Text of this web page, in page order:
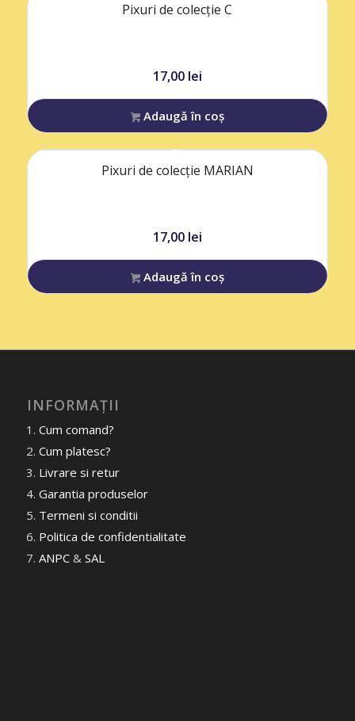
Pixuri de colecție C
17,00 lei
Adaugă în coș
Pixuri de colecție MARIAN
17,00 lei
Adaugă în coș
INFORMAȚII
Cum comand?
Cum platesc?
Livrare si retur
Garantia produselor
Termeni si conditii
Politica de confidentialitate
ANPC& SAL